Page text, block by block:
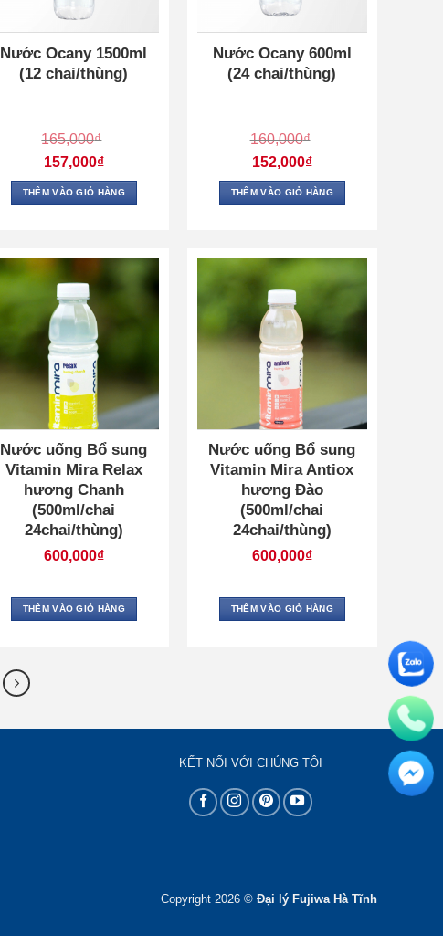
Nước Ocany 1500ml
(12 chai/thùng)
165,000₫
gốc
165,000₫.
157,000₫
hiện
tại
là:
THÊM VÀO GIỎ HÀNG
Nước Ocany 600ml
(24 chai/thùng)
160,000₫
gốc
160,000₫.
152,000₫
hiện
tại
là:
THÊM VÀO GIỎ HÀNG
Nước uống Bổ sung
Vitamin Mira Relax
hương Chanh
(500ml/chai
24chai/thùng)
600,000₫
THÊM VÀO GIỎ HÀNG
Nước uống Bổ sung
Vitamin Mira Antiox
hương Đào
(500ml/chai
24chai/thùng)
600,000₫
THÊM VÀO GIỎ HÀNG
KẾT NỐI VỚI CHÚNG TÔI
Copyright 2026 © Đại lý Fujiwa Hà Tĩnh